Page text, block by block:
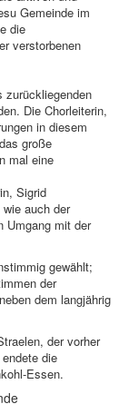
Gemeinde im
die
verstorbenen
zurückliegenden
Die Chorleiterin,
in diesem
große
mal eine
Sigrid
auch der
Umgang mit der
gewählt;
der
dem langjährig
der vorher
die
Essen.